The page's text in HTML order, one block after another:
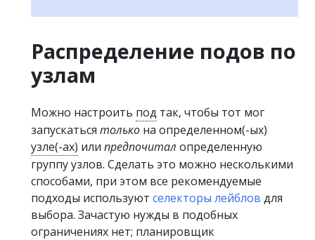
Распределение подов по
узлам
Можно настроить под так, чтобы тот мог
запускаться только на определенном(-ых)
узле(-ах) или предпочитал определенную
группу узлов. Сделать это можно несколькими
способами, при этом все рекомендуемые
подходы используют селекторы лейблов для
выбора. Зачастую нужды в подобных
ограничениях нет; планировщик